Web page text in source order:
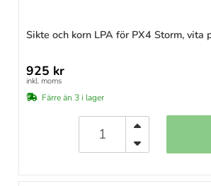
Sikte och korn LPA för PX4 Storm, vita
925 kr
inkl. moms
Färre än 3 i lager